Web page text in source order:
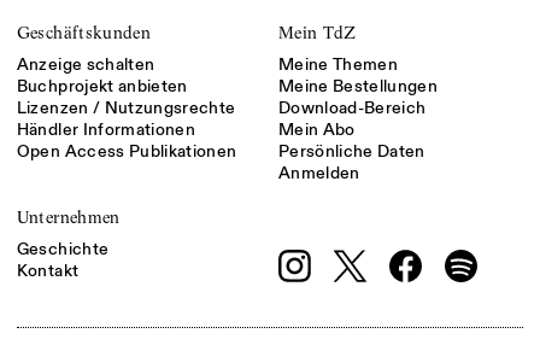
Geschäftskunden
Anzeige schalten
Buchprojekt anbieten
Lizenzen / Nutzungsrechte
Händler Informationen
Open Access Publikationen
Mein TdZ
Meine Themen
Meine Bestellungen
Download-Bereich
Mein Abo
Persönliche Daten
Anmelden
Unternehmen
Geschichte
Kontakt